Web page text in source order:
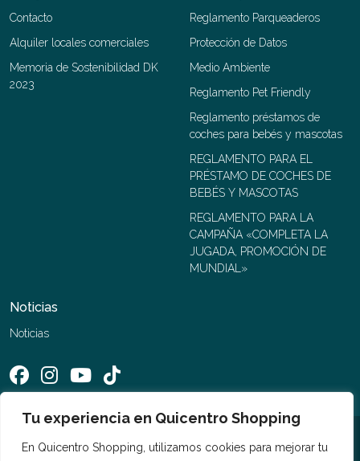
Tu experiencia en Quicentro Shopping
En Quicentro Shopping, utilizamos cookies para mejorar tu
Contacto
Alquiler locales comerciales
Memoria de Sostenibilidad DK
2023
Reglamento Parqueaderos
Protección de Datos
Medio Ambiente
Reglamento Pet Friendly
Reglamento préstamos de
coches para bebés y mascotas
REGLAMENTO PARA EL
PRÉSTAMO DE COCHES DE
BEBÉS Y MASCOTAS
REGLAMENTO PARA LA
CAMPAÑA «COMPLETA LA
JUGADA, PROMOCIÓN DE
MUNDIAL»
Noticias
Noticias
©2026 Quicentro Shopping. Todos los derechos reservados